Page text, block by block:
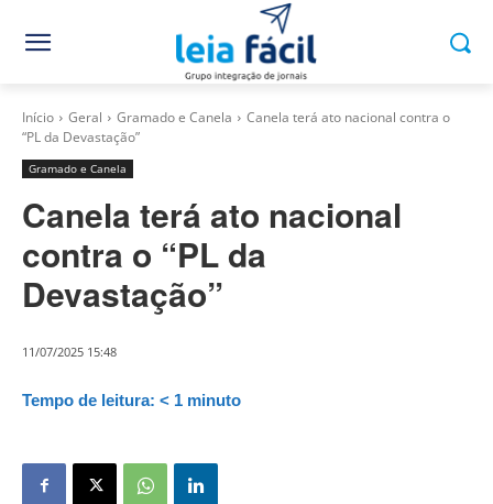
Início Geral Gramado e Canela
Canela terá ato nacional contra o
“PL da Devastação”
Gramado e Canela
Canela terá ato nacional
contra o “PL da
Devastação”
11/07/2025 15:48
Tempo de leitura: < 1 minuto